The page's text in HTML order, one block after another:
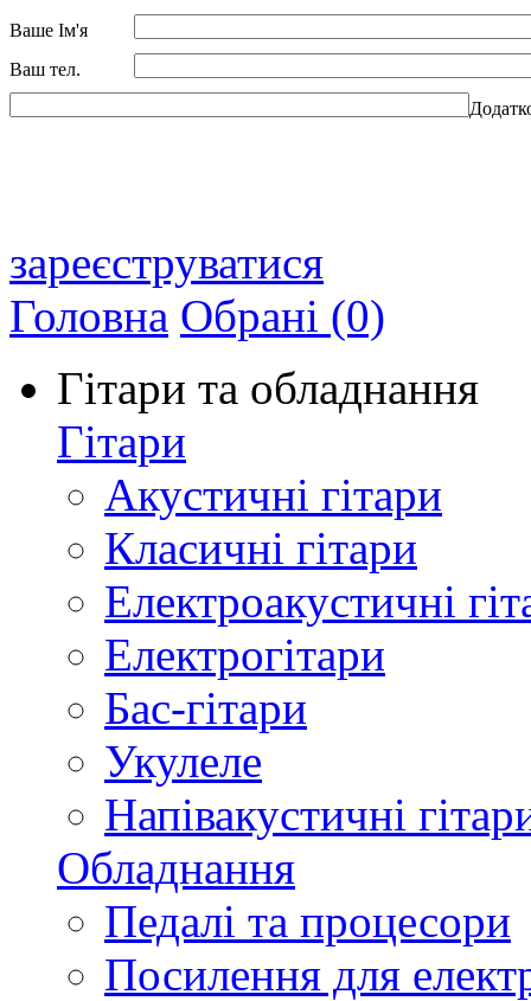
Ваше Ім'я
Ваш тел.
зареєструватися
Головна Обрані (0)
Гітари та обладнання
Гітари
Акустичні гітари
Класичні гітари
Електроакустичні
Електрогітари
Бас-гітари
Укулеле
Напівакустичні
Обладнання
Педалі та процесори
Посилення для